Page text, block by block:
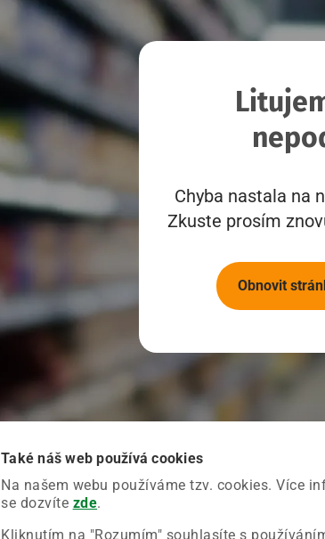
Také náš web používá cookies
Na našem webu používáme tzv. cookies. Více
se dozvíte zde.
Kliknutím na "Rozumím" souhlasíte s
Chyba nastala na
Zkuste prosím
Obnovit